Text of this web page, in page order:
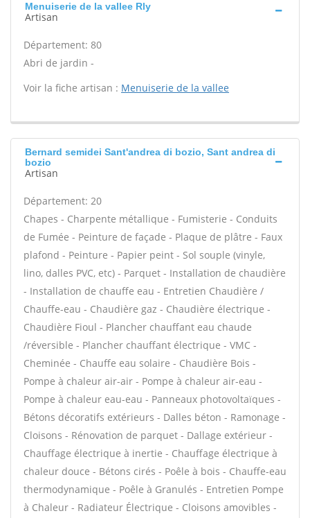
Menuiserie de la vallee Rly
Artisan
Département: 80
Abri de jardin -
Voir la fiche artisan : Menuiserie de la vallee
Bernard semidei Sant'andrea di bozio, Sant andrea di
bozio
Artisan
Département: 20
Chapes - Charpente métallique - Fumisterie - Conduits
de Fumée - Peinture de façade - Plaque de plâtre - Faux
plafond - Peinture - Papier peint - Sol souple (vinyle,
lino, dalles PVC, etc) - Parquet - Installation de chaudière
- Installation de chauffe eau - Entretien Chaudière /
Chauffe-eau - Chaudière gaz - Chaudière électrique -
Chaudière Fioul - Plancher chauffant eau chaude
/réversible - Plancher chauffant électrique - VMC -
Cheminée - Chauffe eau solaire - Chaudière Bois -
Pompe à chaleur air-air - Pompe à chaleur air-eau -
Pompe à chaleur eau-eau - Panneaux photovoltaïques -
Bétons décoratifs extérieurs - Dalles béton - Ramonage -
Cloisons - Rénovation de parquet - Dallage extérieur -
Chauffage électrique à inertie - Chauffage électrique à
chaleur douce - Bétons cirés - Poêle à bois - Chauffe-eau
thermodynamique - Poêle à Granulés - Entretien Pompe
à Chaleur - Radiateur Électrique - Cloisons amovibles -